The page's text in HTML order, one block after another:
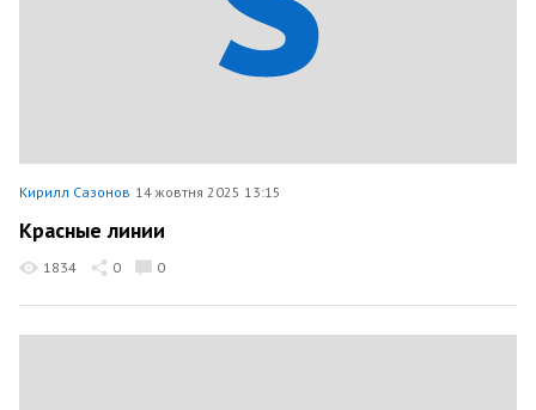
Кирилл Сазонов 14 жовтня 2025 13:15
Красные линии
1834 0 0